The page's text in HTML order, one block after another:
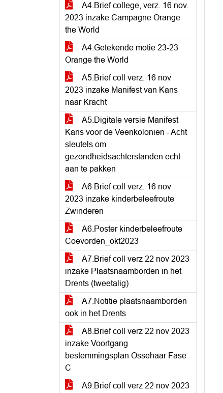
A4.Brief college, verz. 16 nov.
2023 inzake Campagne Orange
the World
A4.Getekende motie 23-23
Orange the World
A5.Brief coll verz. 16 nov
2023 inzake Manifest van Kans
naar Kracht
A5.Digitale versie Manifest
Kans voor de Veenkolonien - Acht
sleutels om
gezondheidsachterstanden echt
aan te pakken
A6.Brief coll verz. 16 nov
2023 inzake kinderbeleefroute
Zwinderen
A6.Poster kinderbeleefroute
Coevorden_okt2023
A7.Brief coll verz 22 nov 2023
inzake Plaatsnaamborden in het
Drents (tweetalig)
A7.Notitie plaatsnaamborden
ook in het Drents
A8.Brief coll verz 22 nov 2023
inzake Voortgang
bestemmingsplan Ossehaar Fase
C
A9.Brief coll verz 22 nov 2023